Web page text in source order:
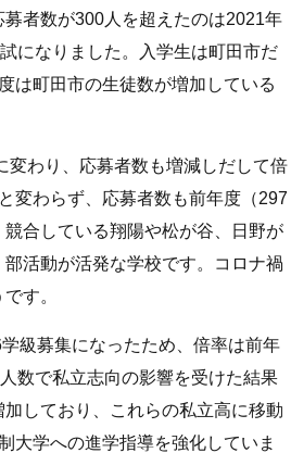
者数が300人を超えたのは2021年
になりました。入学生は町田市だ
は町田市の生徒数が増加している
変わり、応募者数も増減しだして倍
変わらず、応募者数も前年度（297
合している翔陽や松が谷、日野が
活動が活発な学校です。コロナ禍
す。
級募集になったため、倍率は前年
数で私立志向の影響を受けた結果
しており、これらの私立高に移動
大学への進学指導を強化していま